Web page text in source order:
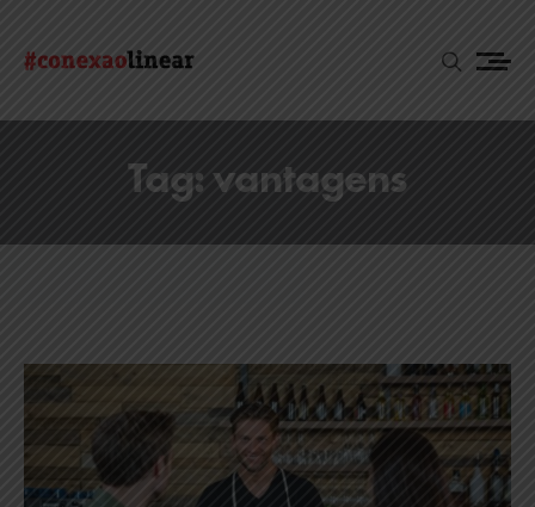
Tag:vantagens